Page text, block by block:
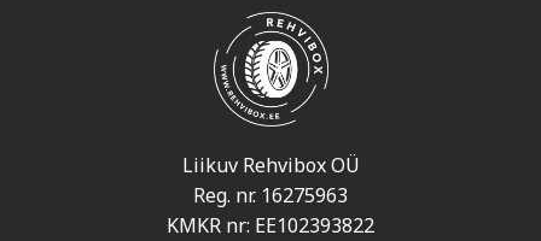
Liikuv Rehvibox OÜ
Reg. nr. 16275963
KMKR nr: EE102393822